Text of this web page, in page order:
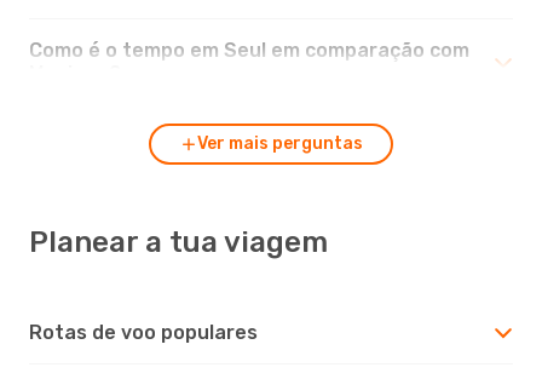
Como é o tempo em Seul em comparação com
Ver mais perguntas
Planear a tua viagem
Rotas de voo populares